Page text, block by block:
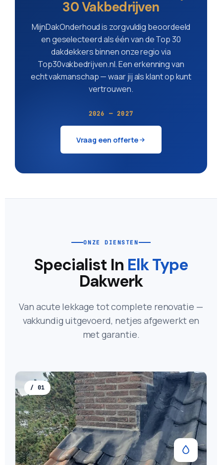
30 Vakbedrijven
MijnDakOnderhoud is zorgvuldig beoordeeld
en geselecteerd als één van de Top 30
dakdekkers binnen onze regio via
Top30vakbedrijven.nl. Een erkenning van
echt vakmanschap — waar jij als klant op kunt
vertrouwen.
2026 — 2027
Vraag een offerte
ONZE DIENSTEN
Specialist In Elk Type
Dakwerk
Van acute lekkage tot complete renovatie —
vakkundig uitgevoerd, netjes afgewerkt en
met garantie.
/ 01